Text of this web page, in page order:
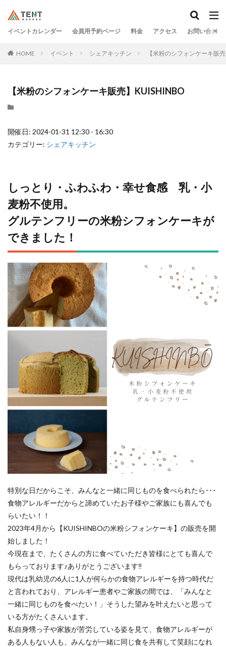
イベントカレンダー 会員用予約ページ 料金 アクセス お問い合わせ
HOME イベント シェアキッチン 【米粉のシフォンケーキ販
【米粉のシフォンケーキ販売】KUISHINBO
開催日: 2024-01-31 12:30 - 16:30
カテゴリー: シェアキッチン
しっとり・ふわふわ・幸せ食感 乳・小
麦粉不使用。
グルテンフリーの米粉シフォンケーキが
できました！
特別な日だからこそ、みんなと一緒に同じものを食べられたら･･･
食物アレルギーだからと諦めていたお子様やご家族にも喜んでも
らいたい！！
2023年4月から【KUISHINBOの米粉シフォンケーキ】の販売を開
始しました！
今現在まで、たくさんの方に食べていただき皆様にとても喜んで
もらっております♪ありがとうございます‼
現代は乳幼児の6人に1人が何らかの食物アレルギーを持つ時代だ
と言われており、アレルギー患者やご家族の間では、「みんなと
一緒に同じものを食べたい！」そうした望みを叶えたいと思って
いる方がたくさんいます。
私自身甥っ子や家族が苦労している姿を見て、食物アレルギーが
ある人もない人も、みんなが一緒に同じ食を共有して笑顔になれ